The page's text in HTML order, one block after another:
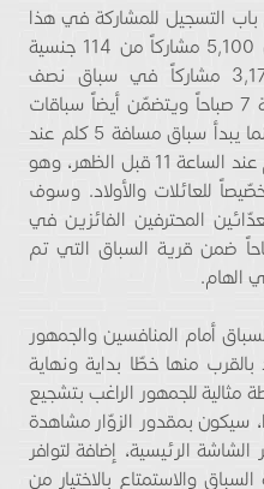
باب التسجيل للمشاركة في هذا
الحدث الرياضي البارز، مع تسجيل 5,100 مشاركاً من 114 جنسية
مختلفة. ويشمل هذا العدد 3,174 مشاركاً في سباق نصف
الماراثون الذي ينطلق عند الساعة 7 صباحاً ويتضمّن أيضاً سباقات
بدل لشخصين وأربعة أشخاص، بينما يبدأ سباق مسافة 5 كلم عند
الساعة 10:30 صباحاً وسباق 1 كلم عند الساعة 11 قبل الظهر، وهو
للعائلات والأولاد. وسوف
المحترفين الفائزين في
الساعة 8:20 صباحاً ضمن قرية السباق التي تم
الهام.
أمام المنافسين والجمهور
ويتواجد بالقرب منها خطّا بداية ونهاية
مثالية للجمهور الراغب بتشجيع
سيكون بمقدور الزوّار مشاهدة
الرئيسية، إضافة لتوافر
والاستمتاع بالاختيار من